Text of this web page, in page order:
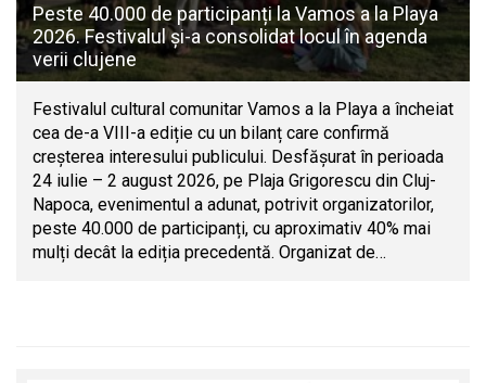
Peste 40.000 de participanți la Vamos a la Playa
2026. Festivalul și-a consolidat locul în agenda
verii clujene
Festivalul cultural comunitar Vamos a la Playa a încheiat
cea de-a VIII-a ediție cu un bilanț care confirmă
creșterea interesului publicului. Desfășurat în perioada
24 iulie – 2 august 2026, pe Plaja Grigorescu din Cluj-
Napoca, evenimentul a adunat, potrivit organizatorilor,
peste 40.000 de participanți, cu aproximativ 40% mai
mulți decât la ediția precedentă. Organizat de…